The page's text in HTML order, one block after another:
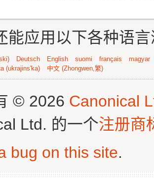
能应用以下各种语
Deutsch English suomi français
magyar
(ukrajins'ka) 中文 (Zhongwen,繁)
© 2026 Canonical
Ltd. 的一个注册商
bug on this site.